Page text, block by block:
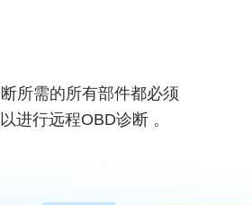
所需的所有部件都必须
进行远程OBD诊断 。